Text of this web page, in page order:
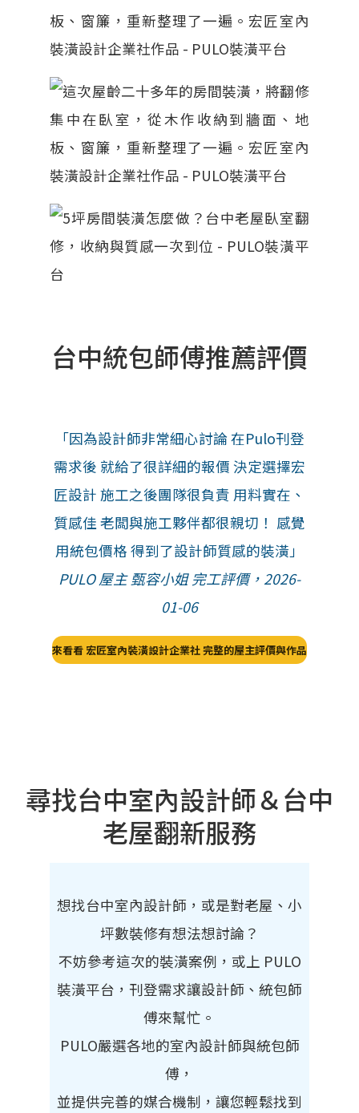
台中統包師傅推薦評價
「因為設計師非常細心討論 在Pulo刊登
需求後 就給了很詳細的報價 決定選擇宏
匠設計 施工之後團隊很負責 用料實在、
質感佳 老闆與施工夥伴都很親切！ 感覺
用統包價格 得到了設計師質感的裝潢」
PULO 屋主 甄容小姐 完工評價，2026-
01-06
來看看 宏匠室內裝潢設計企業社 完整的屋主評價與作品
尋找台中室內設計師＆台中
老屋翻新服務
想找台中室內設計師，或是對老屋、小
坪數裝修有想法想討論？
不妨參考這次的裝潢案例，或上 PULO
裝潢平台，刊登需求讓設計師、統包師
傅來幫忙。
PULO嚴選各地的室內設計師與統包師
傅，
並提供完善的媒合機制，讓您輕鬆找到